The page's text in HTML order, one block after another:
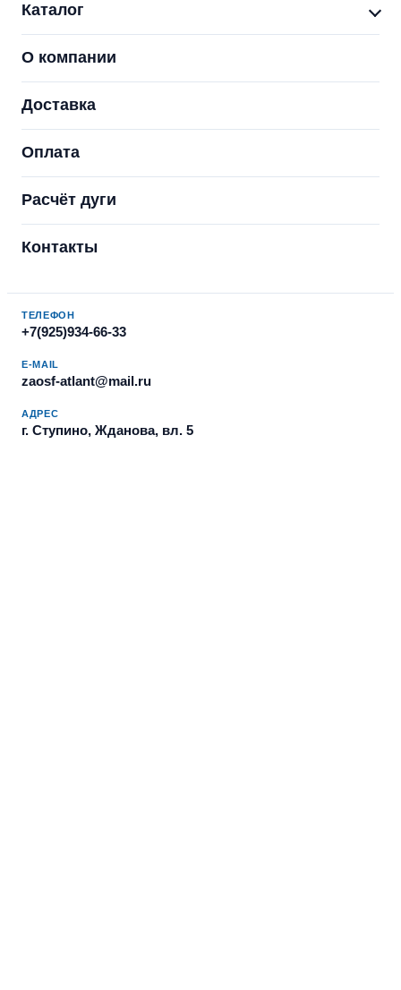
Каталог
О компании
Доставка
Оплата
Расчёт дуги
Контакты
ТЕЛЕФОН
+7(925)934-66-33
E-MAIL
zaosf-atlant@mail.ru
АДРЕС
г. Ступино, Жданова, вл. 5